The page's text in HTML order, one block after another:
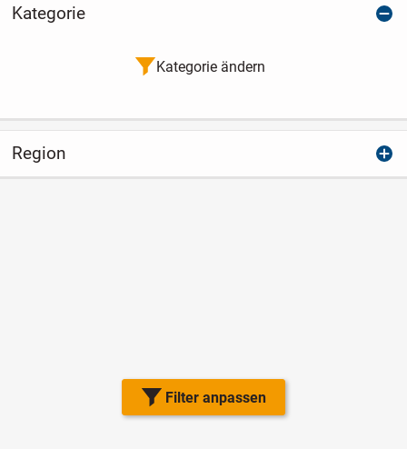
Filter anpassen
Kategorie
Kategorie ändern
Region